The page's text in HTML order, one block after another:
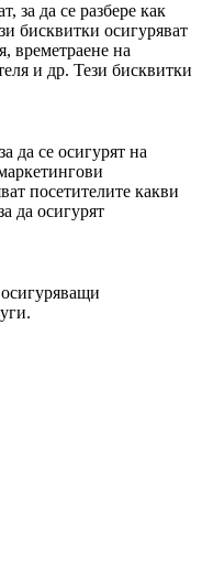
за да се разбере как
бисквитки осигуряват
времетраене на
и др. Тези бисквитки
да се осигурят на
посетителите какви
да осигурят